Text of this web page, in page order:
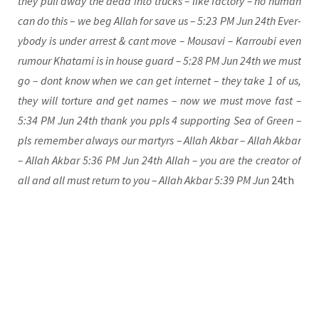
can do this – we beg Allah for save us – 5:23 PM Jun 24th Ever­
y­bo­dy is under arrest & cant move – Mou­sa­vi – Kar­rou­bi even
rumour Khat­a­mi is in house guard – 5:28 PM Jun 24th we must
go – dont know when we can get inter­net – they take 1 of us,
they will tor­tu­re and get names – now we must move fast –
5:34 PM Jun 24th thank you ppls 4 sup­port­ing Sea of Green –
pls remem­ber always our mar­tyrs – Allah Akbar – Allah Akbar
– Allah Akbar 5:36 PM Jun 24th Allah – you are the crea­tor of
all and all must return to you – Allah Akbar 5:39 PM Jun 24th